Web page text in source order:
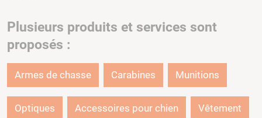
Plusieurs produits et services sont
proposés :
Armes de chasse Carabines Munitions
Optiques Accessoires pour chien Vêtement